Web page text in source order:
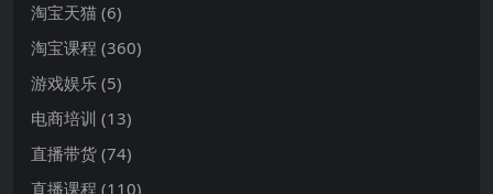
淘宝天猫 (6)
淘宝课程 (360)
游戏娱乐 (5)
电商培训 (13)
直播带货 (74)
直播课程 (110)